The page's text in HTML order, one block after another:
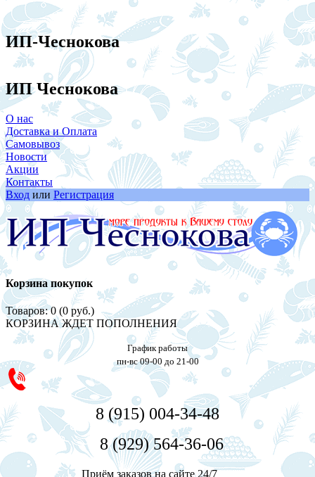
ИП-Чеснокова
ИП Чеснокова
О нас
Доставка и Оплата
Самовывоз
Новости
Акции
Контакты
Вход или Регистрация
Корзина покупок
Товаров: 0 (0 руб.)
КОРЗИНА ЖДЕТ ПОПОЛНЕНИЯ
График работы
пн-вс 09-00 до 21-00
8 (915) 004-34-48
8 (929) 564-36-06
Приём заказов на сайте 24/7